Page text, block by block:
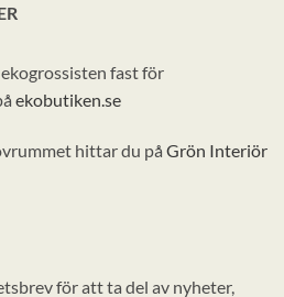
fast för
ekobutiken.se
hittar du på Grön Interiör
för att ta del av nyheter,